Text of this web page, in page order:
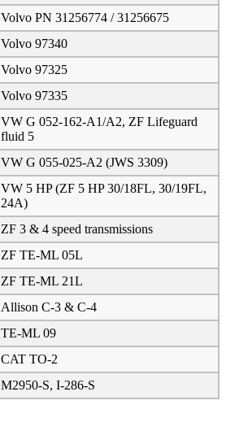
Volvo PN 31256774 / 31256675
Volvo 97340
Volvo 97325
Volvo 97335
VW G 052-162-A1/A2, ZF Lifeguard
fluid 5
VW G 055-025-A2 (JWS 3309)
VW 5 HP (ZF 5 HP 30/18FL, 30/19FL,
24A)
ZF 3 & 4 speed transmissions
ZF TE-ML 05L
ZF TE-ML 21L
Allison C-3 & C-4
TE-ML 09
CAT TO-2
M2950-S, I-286-S